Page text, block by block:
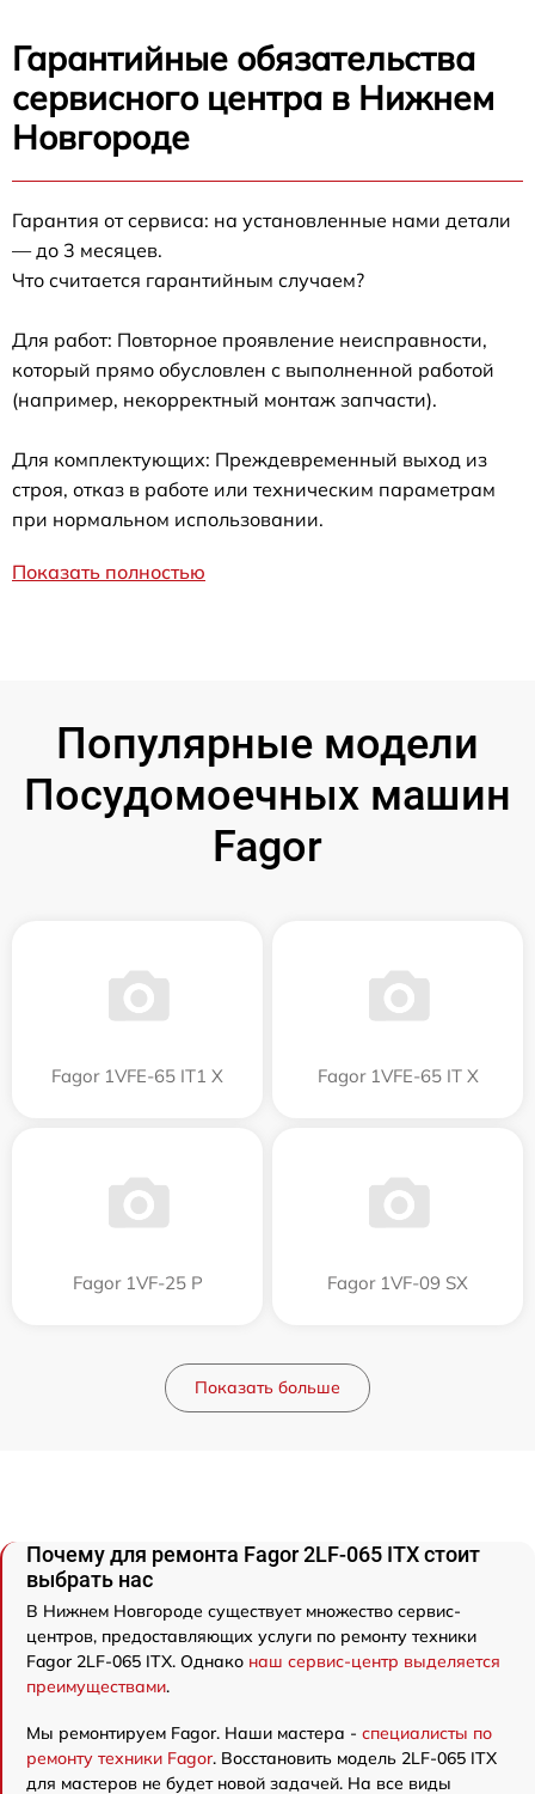
Гарантийные обязательства
сервисного центра в Нижнем
Новгороде
Гарантия от сервиса: на установленные нами детали
— до 3 месяцев.
Что считается гарантийным случаем?
Для работ: Повторное проявление неисправности,
который прямо обусловлен с выполненной работой
(например, некорректный монтаж запчасти).
Для комплектующих: Преждевременный выход из
строя, отказ в работе или техническим параметрам
при нормальном использовании.
Показать полностью
Популярные модели
Посудомоечных машин
Fagor
Fagor 1VFE-65 IT1 X Fagor 1VFE-65 IT X
Fagor 1VF-25 P Fagor 1VF-09 SX
Показать больше
Почему для ремонта Fagor 2LF-065 ITX стоит
выбрать нас
В Нижнем Новгороде существует множество сервис-
центров, предоставляющих услуги по ремонту техники
Fagor 2LF-065 ITX. Однако наш сервис-центр выделяется
преимуществами.
Мы ремонтируем Fagor. Наши мастера - специалисты по
ремонту техники Fagor. Восстановить модель 2LF-065 ITX
для мастеров не будет новой задачей. На все виды